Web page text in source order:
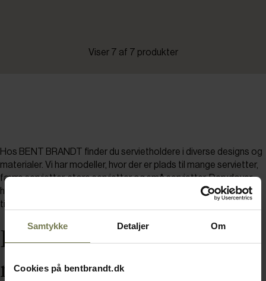
Samtykke Detaljer Om
Cookies på bentbrandt.dk
Viser 7 af 7 produkter
Hos BENT BRANDT finder du servietholdere i diverse designs og
materialer. Vi har modeller, hvor der er plads til mange servietter,
færre servietter, store servietter og små servietter. Derudover
har vi også modeller med tværpinde, der holder på servietterne -
til blandt andet udendørs servering.
Forskellige materialer:
rustfrit stål, krom og